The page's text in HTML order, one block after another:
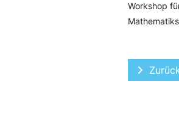
Workshop